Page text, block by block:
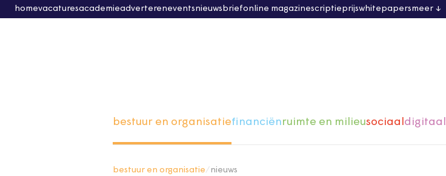
homevacaturesacademieadvertereneventsnieuwsbriefonline magazinescriptieprijswhitepapersmeer
bestuur en organisatiefinanciënruimte en milieusociaaldigitaal
bestuur en organisatie nieuws